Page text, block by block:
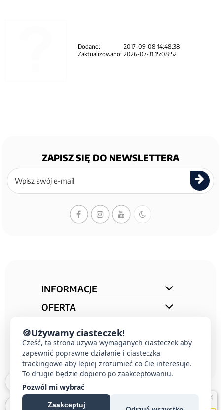
Dodano:
2017-09-08 14:48:38
Zaktualizowano: 2026-07-31 15:08:52
ZAPISZ SIĘ DO NEWSLETTERA
Zapisz
się
newslettera
INFORMACJE
OFERTA
KONTAKT
🍪Używamy ciasteczek!
Cześć, ta strona używa wymaganych ciasteczek aby
zapewnić poprawne działanie i ciasteczka
trackingowe aby lepiej zrozumieć co Cie interesuje.
To drugie będzie dopiero po zaakceptowaniu.
Pozwól mi wybrać
Zaakceptuj